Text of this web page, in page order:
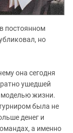
постоянном
но
она сегодня
ушедшей
моделью жизни.
была не
денег и
а именно